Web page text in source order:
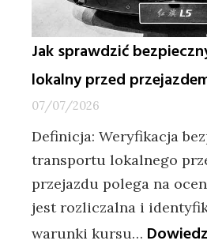
Jak sprawdzić
lokalny przed
07/07/2026
Definicja: Weryfikacja
transportu lokalnego
przejazdu polega na
jest rozliczalna i
warunki kursu…